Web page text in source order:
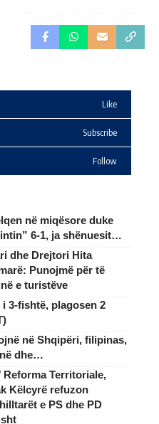
Like
Subscribe
Follow
në miqësore duke
6-1, ja shënuesit…
dhe Drejtori Hita
Punojmë për të
e turistëve
3-fishtë, plagosen 2
në Shqipëri, filipinas,
dhe…
Reforma Territoriale,
Këlcyrë refuzon
e PS dhe PD